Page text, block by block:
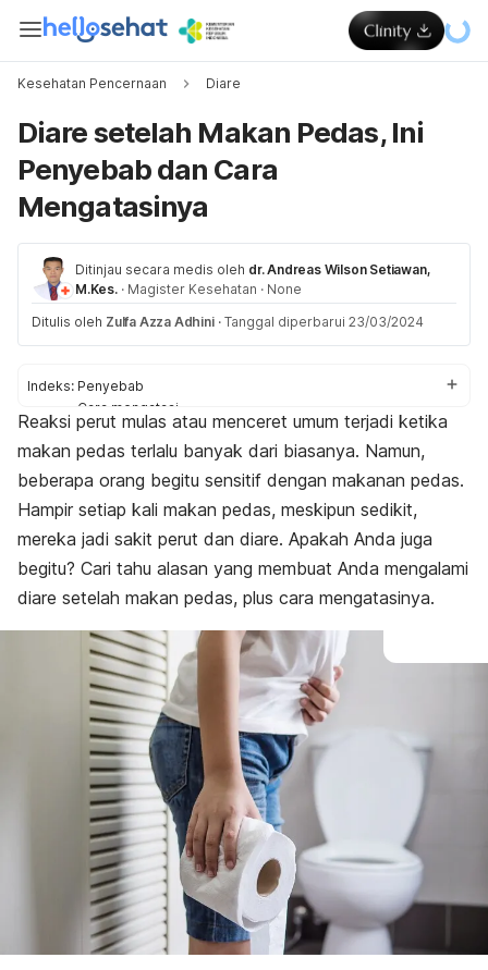
Kesehatan Pencernaan Diare
Diare setelah Makan Pedas, Ini
Penyebab dan Cara
Mengatasinya
Ditinjau secara medis oleh dr. Andreas Wilson Setiawan,
M.Kes. · Magister Kesehatan · None
Ditulis oleh Zulfa Azza Adhini · Tanggal diperbarui 23/03/2024
Indeks: Penyebab
Cara mengatasi
Pencegahan
Reaksi perut mulas atau menceret umum terjadi ketika
makan pedas terlalu banyak dari biasanya. Namun,
beberapa orang begitu sensitif dengan makanan pedas.
Hampir setiap kali makan pedas, meskipun sedikit,
mereka jadi sakit perut dan diare. Apakah Anda juga
begitu? Cari tahu alasan yang membuat Anda mengalami
diare setelah makan pedas, plus cara mengatasinya.